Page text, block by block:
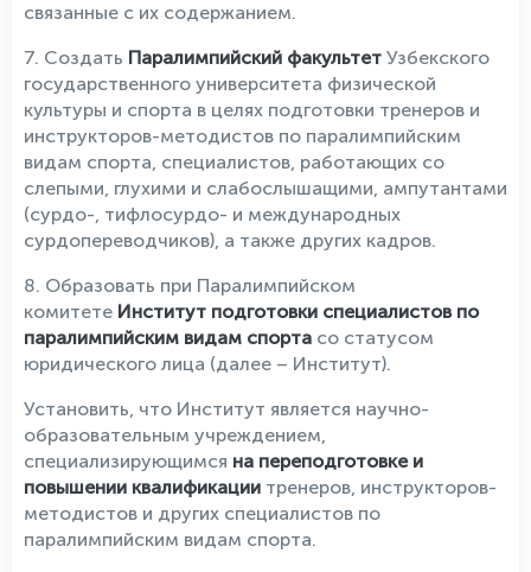
связанные с их содержанием.
7. Создать Паралимпийский факультет Узбекского
государственного университета физической
культуры и спорта в целях подготовки тренеров и
инструкторов-методистов по паралимпийским
видам спорта, специалистов, работающих со
слепыми, глухими и слабослышащими, ампутантами
(сурдо-, тифлосурдо- и международных
сурдопереводчиков), а также других кадров.
8. Образовать при Паралимпийском
комитете Институт подготовки специалистов по
паралимпийским видам спорта со статусом
юридического лица (далее – Институт).
Установить, что Институт является научно-
образовательным учреждением,
специализирующимся на переподготовке и
повышении квалификации тренеров, инструкторов-
методистов и других специалистов по
паралимпийским видам спорта.